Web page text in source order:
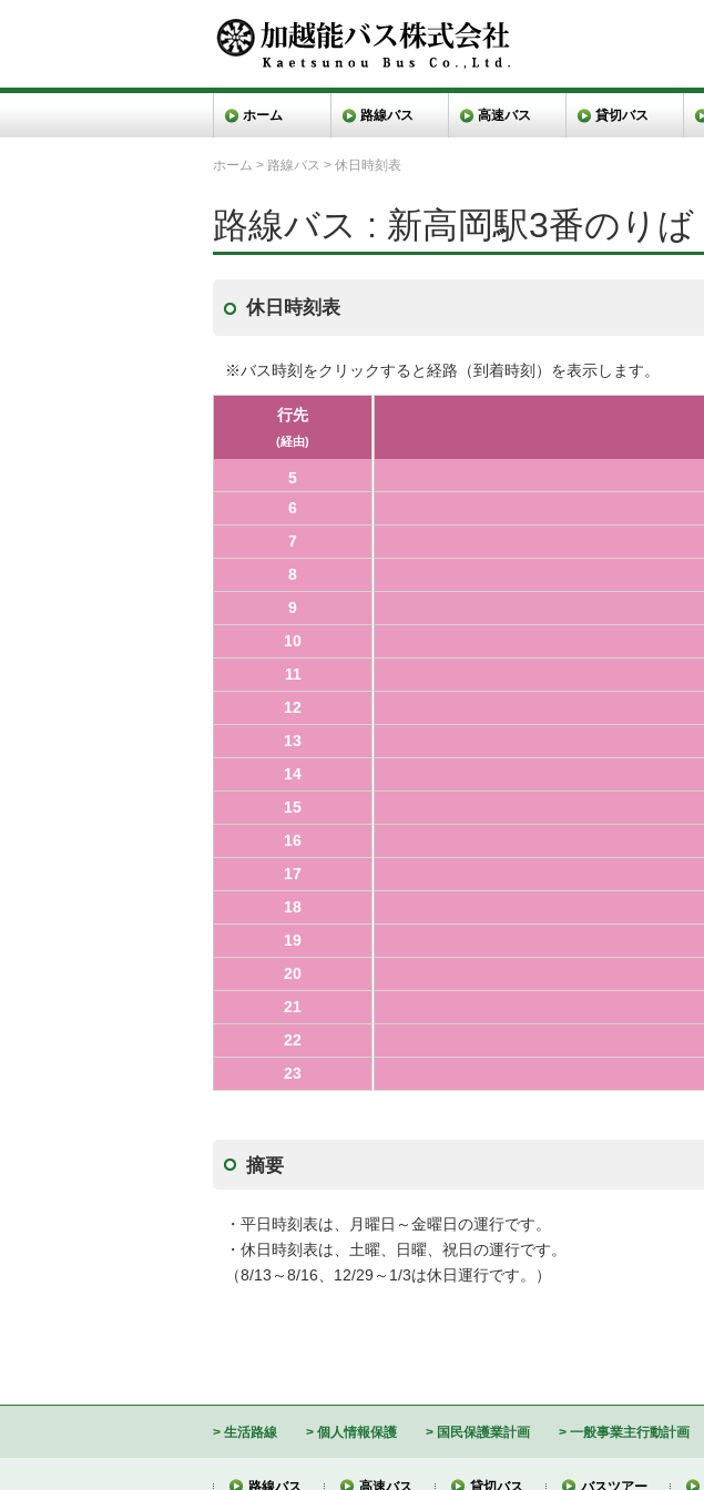
ホーム 路線バス 高速バス 貸切バス
ホーム > 路線バス > 休日時刻表
路線バス : 新高岡駅3番のりば
休日時刻表
※バス時刻をクリックすると経路（到着時刻）を表示します。
行先
(経由)
5
6
7
8
9
10
11
12
13
14
15
16
17
18
19
20
21
22
23
摘要
・平日時刻表は、月曜日～金曜日の運行です。
・休日時刻表は、土曜、日曜、祝日の運行です。
（8/13～8/16、12/29～1/3は休日運行です。）
生活路線 個人情報保護 国民保護業計画 一般事業主行動計画
路線バス 高速バス 貸切バス バスツアー